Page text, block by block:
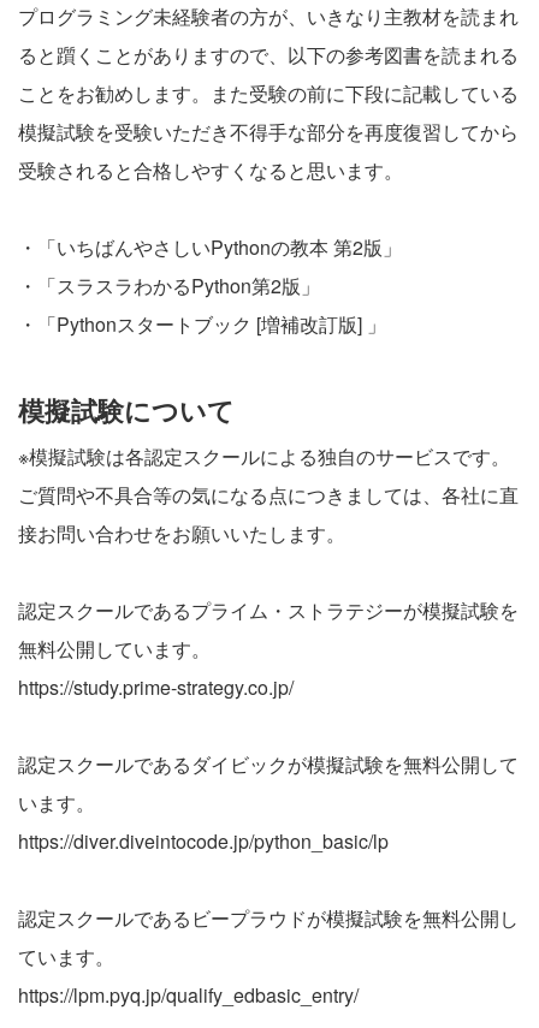
プログラミング未経験者の方が、いきなり主教材を読まれ
ると躓くことがありますので、以下の参考図書を読まれる
ことをお勧めします。また受験の前に下段に記載している
模擬試験を受験いただき不得手な部分を再度復習してから
受験されると合格しやすくなると思います。
・「いちばんやさしいPythonの教本 第2版 」
・「スラスラわかるPython第2版 」
・「Pythonスタートブック [増補改訂版] 」
模擬試験について
※模擬試験は各認定スクールによる独自のサービスです。
ご質問や不具合等の気になる点につきましては、各社に直
接お問い合わせをお願いいたします。
認定スクールであるプライム・ストラテジーが模擬試験を
無料公開しています。
https://study.prime-strategy.co.jp/
認定スクールであるダイビックが模擬試験を無料公開して
います。
https://diver.diveintocode.jp/python_basic/lp
認定スクールであるビープラウドが模擬試験を無料公開し
ています。
https://lpm.pyq.jp/qualify_edbasic_entry/